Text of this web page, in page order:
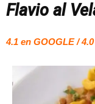
Flavio al
4.1 en GOOGLE /